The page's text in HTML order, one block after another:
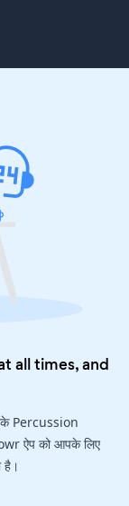
all times, and
Percussion
ऐप को आपके लिए
है।